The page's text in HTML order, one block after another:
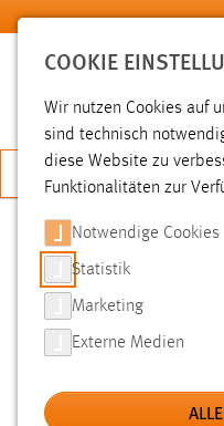
Zum Hauptinhalt springen
JETZT
SUCHE
FILTER
Typ
COOKIE
Wir nutzen Cookies auf
sind technisch
diese Website zu
Funktionalitäten zur
Notwendige Cookies
Statistik
Marketing
Externe Medien